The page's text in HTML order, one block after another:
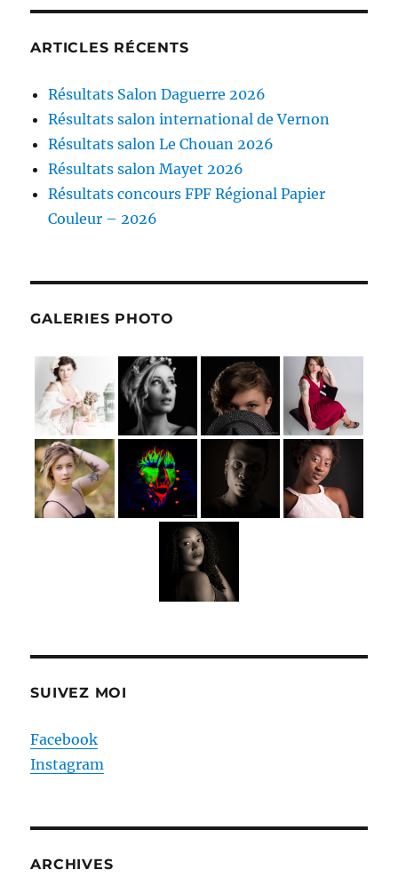
ARTICLES RÉCENTS
Résultats Salon Daguerre 2026
Résultats salon international de Vernon
Résultats salon Le Chouan 2026
Résultats salon Mayet 2026
Résultats concours FPF Régional Papier
Couleur – 2026
GALERIES PHOTO
SUIVEZ MOI
Facebook
Instagram
ARCHIVES